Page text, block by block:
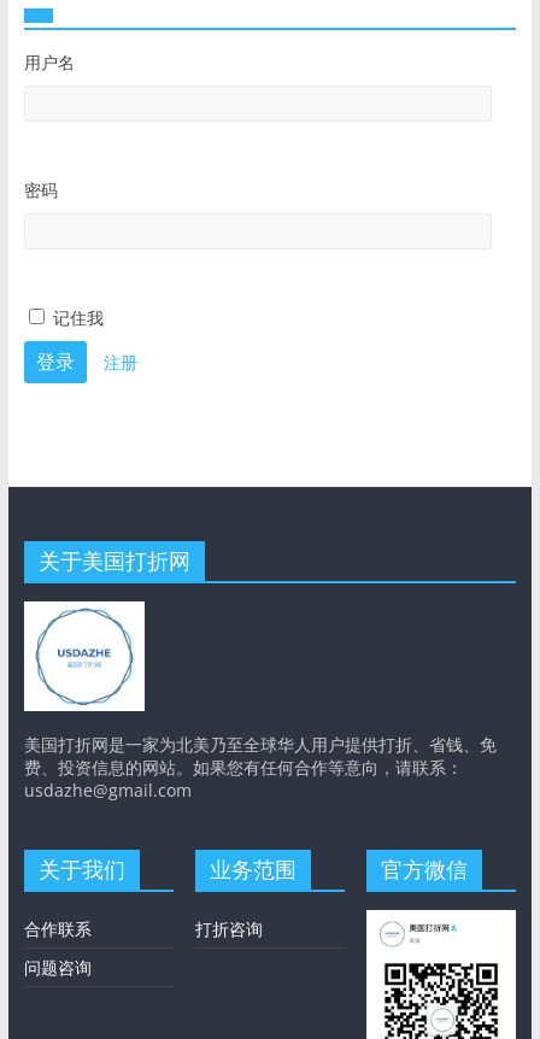
用户名
密码
记住我
注册
关于美国打折网
美国打折网是一家为北美乃至全球华人用户提供打折、省钱、免
费、投资信息的网站。如果您有任何合作等意向，请联系：
usdazhe@gmail.com
关于我们
合作联系
问题咨询
业务范围
打折咨询
官方微信